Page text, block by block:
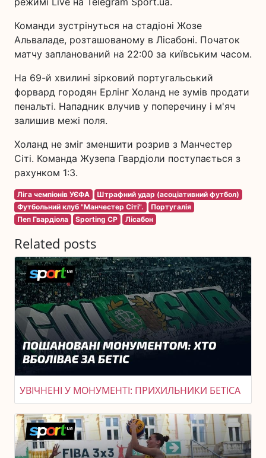
Команди зустрінуться на стадіоні Жозе
Альваладе, розташованому в Лісабоні. Початок
матчу запланований на 22:00 за київським часом.
На 69-й хвилині зірковий португальський
форвард городян Ерлінг Холанд не зумів продати
пенальті. Нападник влучив у поперечину і м'яч
залишив межі поля.
Холанд не зміг зменшити розрив з Манчестер
Сіті. Команда Жузепа Гвардіоли поступається з
рахунком 1:3.
Ліга чемпіонів УЄФА
Штрафний удар (асоціативний футбол)
Футбольний клуб "Манчестер Сіті".
Португалія
Пеп Гвардіола
Sporting CP Лісабон
Related posts
УВІЧНЕНІ У МОНУМЕНТІ: ПРИХИЛЬНИКИ БЕТІСА